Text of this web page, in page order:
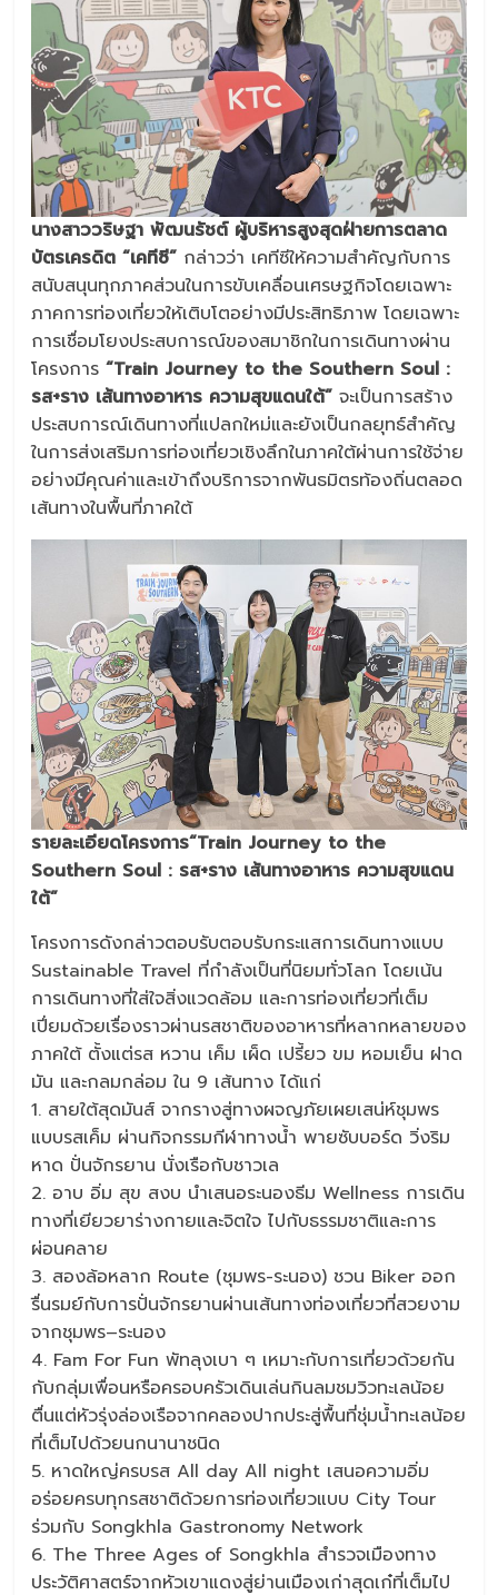
นางสาววริษฐา พัฒนรัชต์ ผู้บริหารสูงสุดฝ่ายการตลาด
บัตรเครดิต “เคทีซี” กล่าวว่า เคทีซีให้ความสำคัญกับการ
สนับสนุนทุกภาคส่วนในการขับเคลื่อนเศรษฐกิจโดยเฉพาะ
ภาคการท่องเที่ยวให้เติบโตอย่างมีประสิทธิภาพ โดยเฉพาะ
การเชื่อมโยงประสบการณ์ของสมาชิกในการเดินทางผ่าน
โครงการ“Train Journey to the Southern Soul :
รส+ราง เส้นทางอาหาร ความสุขแดนใต้” จะเป็นการสร้าง
ประสบการณ์เดินทางที่แปลกใหม่และยังเป็นกลยุทธ์สำคัญ
ในการส่งเสริมการท่องเที่ยวเชิงลึกในภาคใต้ผ่านการใช้จ่าย
อย่างมีคุณค่าและเข้าถึงบริการจากพันธมิตรท้องถิ่นตลอด
เส้นทางในพื้นที่ภาคใต้
รายละเอียดโครงการ“Train Journey to the
Southern Soul : รส+ราง เส้นทางอาหาร ความสุขแดน
ใต้”
โครงการดังกล่าวตอบรับตอบรับกระแสการเดินทางแบบ
Sustainable Travel ที่กำลังเป็นที่นิยมทั่วโลก โดยเน้น
การเดินทางที่ใส่ใจสิ่งแวดล้อม และการท่องเที่ยวที่เต็ม
เปี่ยมด้วยเรื่องราวผ่านรสชาติของอาหารที่หลากหลายของ
ภาคใต้ ตั้งแต่รส หวาน เค็ม เผ็ด เปรี้ยว ขม หอมเย็น ฝาด
มัน และกลมกล่อม ใน 9 เส้นทาง ได้แก่
1. สายใต้สุดมันส์ จากรางสู่ทางผจญภัยเผยเสน่ห์ชุมพร
แบบรสเค็ม ผ่านกิจกรรมกีฬาทางน้ำ พายซับบอร์ด วิ่งริม
หาด ปั่นจักรยาน นั่งเรือกับชาวเล
2. อาบ อิ่ม สุข สงบ นำเสนอระนองธีม Wellness การเดิน
ทางที่เยียวยาร่างกายและจิตใจ ไปกับธรรมชาติและการ
ผ่อนคลาย
3. สองล้อหลาก Route (ชุมพร-ระนอง) ชวน Biker ออก
รื่นรมย์กับการปั่นจักรยานผ่านเส้นทางท่องเที่ยวที่สวยงาม
จากชุมพร–ระนอง
4. Fam For Fun พัทลุงเบา ๆ เหมาะกับการเที่ยวด้วยกัน
กับกลุ่มเพื่อนหรือครอบครัวเดินเล่นกินลมชมวิวทะเลน้อย
ตื่นแต่หัวรุ่งล่องเรือจากคลองปากประสู่พื้นที่ชุ่มน้ำทะเลน้อย
ที่เต็มไปด้วยนกนานาชนิด
5. หาดใหญ่ครบรส All day All night เสนอความอิ่ม
อร่อยครบทุกรสชาติด้วยการท่องเที่ยวแบบ City Tour
ร่วมกับ Songkhla Gastronomy Network
6. The Three Ages of Songkhla สำรวจเมืองทาง
ประวัติศาสตร์จากหัวเขาแดงสู่ย่านเมืองเก่าสุดเก๋ที่เต็มไป